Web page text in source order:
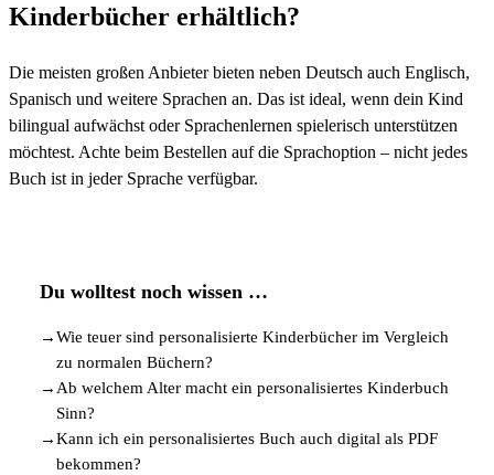
Kinderbücher erhältlich?
Die meisten großen Anbieter bieten neben Deutsch auch Englisch,
Spanisch und weitere Sprachen an. Das ist ideal, wenn dein Kind
bilingual aufwächst oder Sprachenlernen spielerisch unterstützen
möchtest. Achte beim Bestellen auf die Sprachoption – nicht jedes
Buch ist in jeder Sprache verfügbar.
Du wolltest noch wissen …
→Wie teuer sind personalisierte Kinderbücher im Vergleich
zu normalen Büchern?
→ Ab welchem Alter macht ein personalisiertes Kinderbuch
Sinn?
→Kann ich ein personalisiertes Buch auch digital als PDF
bekommen?